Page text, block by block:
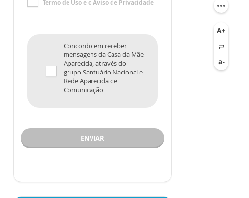
Termo de Usoe oAviso de Privacidade
Concordo em receber
mensagens da Casa da Mãe
Aparecida, através do
grupo Santuário Nacional e
Rede Aparecida de
Comunicação
ENVIAR